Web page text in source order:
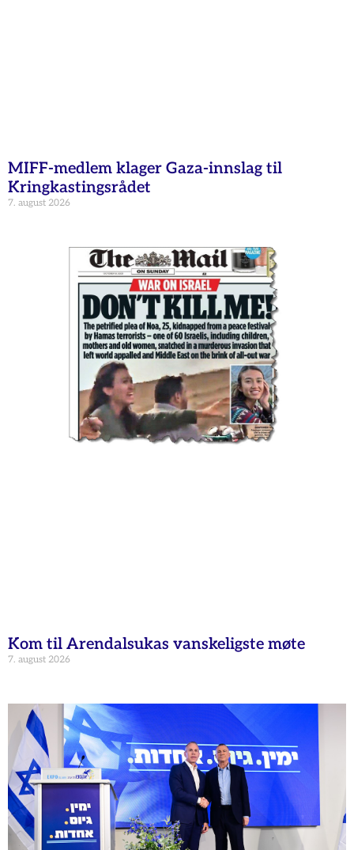
MIFF-medlem klager Gaza-innslag til
Kringkastingsrådet
7. august 2026
Kom til Arendalsukas vanskeligste møte
7. august 2026